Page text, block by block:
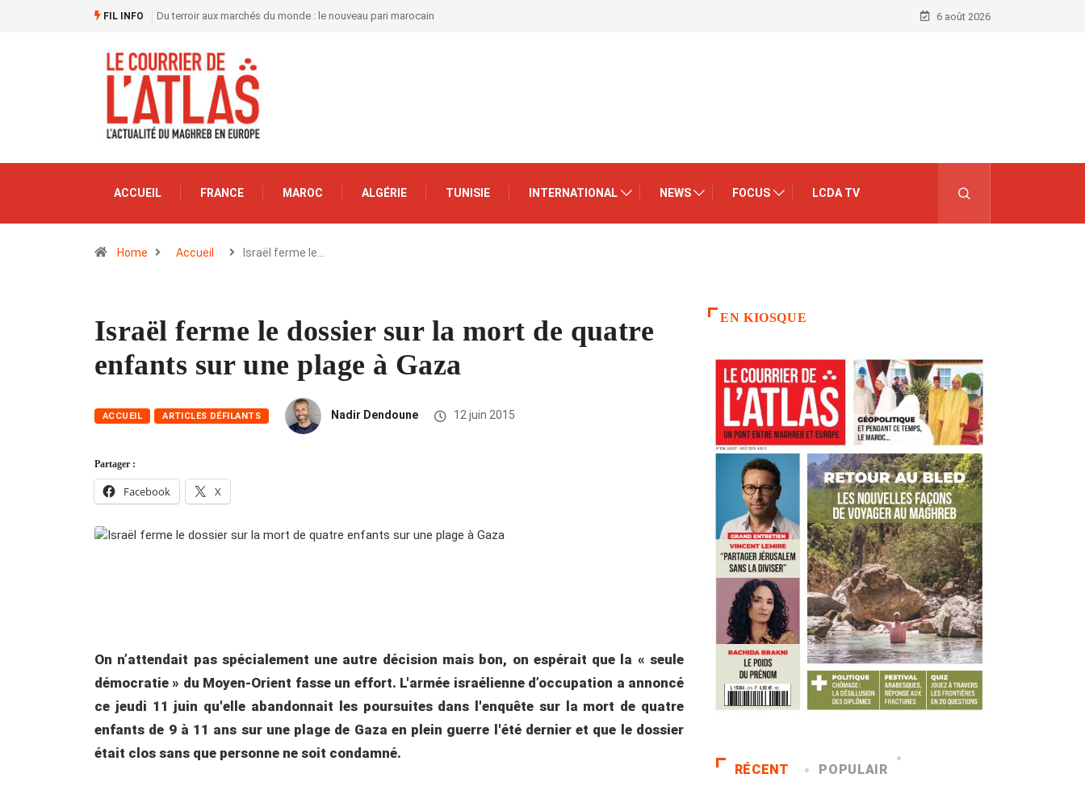
FIL INFO Du terroir aux marchés du monde : le nouveau pari marocain 6 août 2026
ACCUEIL FRANCE MAROC ALGÉRIE TUNISIE INTERNATIONAL NEWS FOCUS LCDA TV
Home Accueil Israël ferme le…
Israël ferme le dossier sur la mort de quatre
enfants sur une plage à Gaza
ACCUEIL ARTICLES DÉFILANTS Nadir Dendoune 12 juin 2015
Partager :
Facebook X
On n’attendait pas spécialement une autre décision mais bon, on espérait que la « seule
démocratie » du Moyen-Orient fasse un effort. L'armée israélienne d’occupation a annoncé
ce jeudi 11 juin qu'elle abandonnait les poursuites dans l'enquête sur la mort de quatre
enfants de 9 à 11 ans sur une plage de Gaza en plein guerre l'été dernier et que le dossier
était clos sans que personne ne soit condamné.
EN KIOSQUE
RÉCENT POPULAIR